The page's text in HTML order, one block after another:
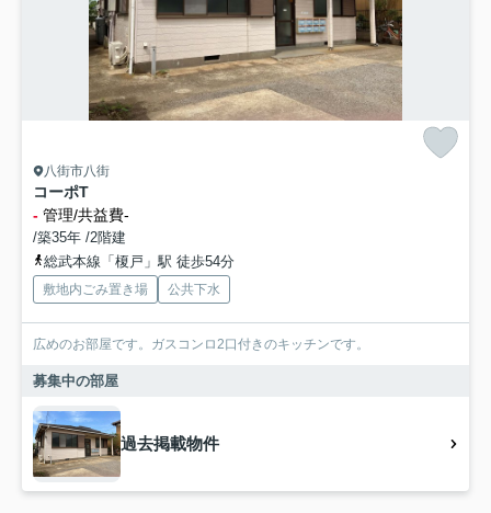
八街市八街
コーポT
- 管理/共益費-
/築35年 /2階建
総武本線「榎戸」駅 徒歩54分
敷地内ごみ置き場 公共下水
広めのお部屋です。ガスコンロ2口付きのキッチンです。
募集中の部屋
過去掲載物件